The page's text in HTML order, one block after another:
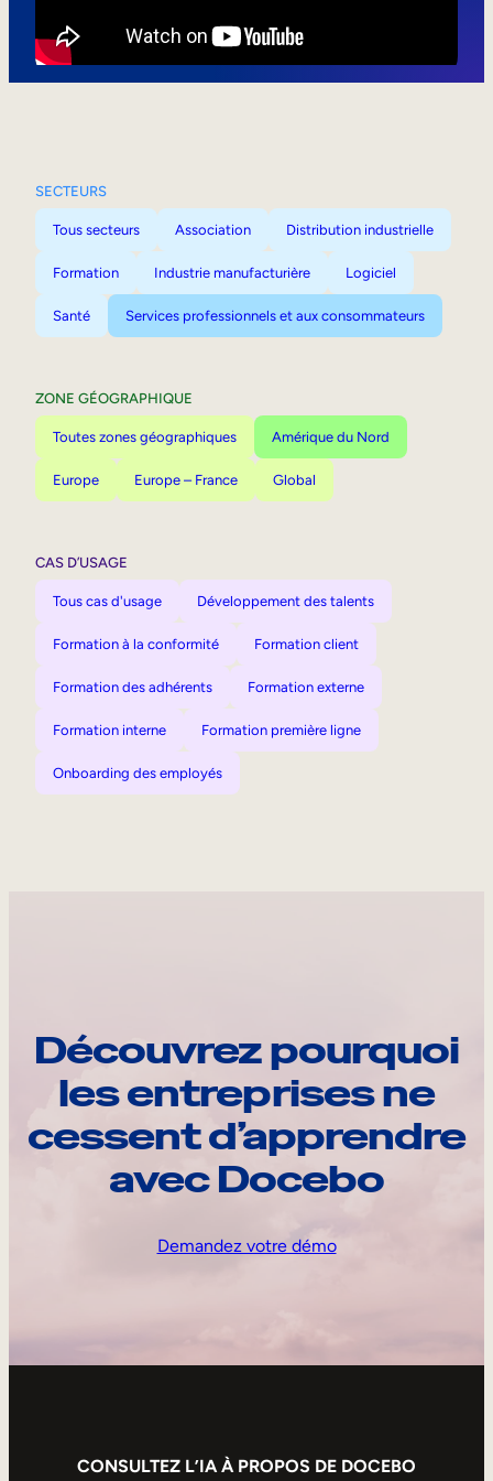
SECTEURS
Tous secteurs Association Distribution industrielle
Formation Industrie manufacturière Logiciel
Santé Services professionnels et aux consommateurs
ZONE GÉOGRAPHIQUE
Toutes zones géographiques Amérique du Nord
Europe Europe – France Global
CAS D’USAGE
Tous cas d'usage Développement des talents
Formation à la conformité Formation client
Formation des adhérents Formation externe
Formation interne Formation première ligne
Onboarding des employés
Découvrez pourquoi
les entreprises ne
cessent d’apprendre
avec Docebo
Demandez votre démo
CONSULTEZ L’IA À PROPOS DE DOCEBO